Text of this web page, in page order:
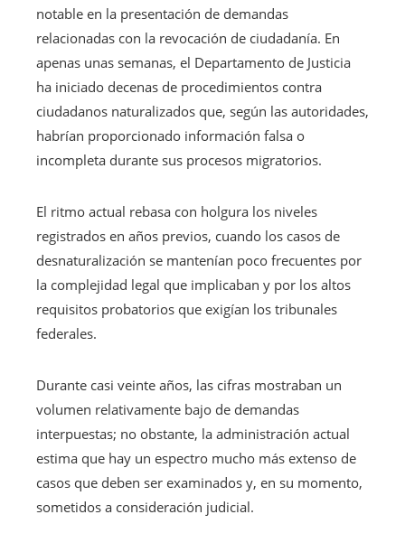
notable en la presentación de demandas
relacionadas con la revocación de ciudadanía. En
apenas unas semanas, el Departamento de Justicia
ha iniciado decenas de procedimientos contra
ciudadanos naturalizados que, según las autoridades,
habrían proporcionado información falsa o
incompleta durante sus procesos migratorios.
El ritmo actual rebasa con holgura los niveles
registrados en años previos, cuando los casos de
desnaturalización se mantenían poco frecuentes por
la complejidad legal que implicaban y por los altos
requisitos probatorios que exigían los tribunales
federales.
Durante casi veinte años, las cifras mostraban un
volumen relativamente bajo de demandas
interpuestas; no obstante, la administración actual
estima que hay un espectro mucho más extenso de
casos que deben ser examinados y, en su momento,
sometidos a consideración judicial.